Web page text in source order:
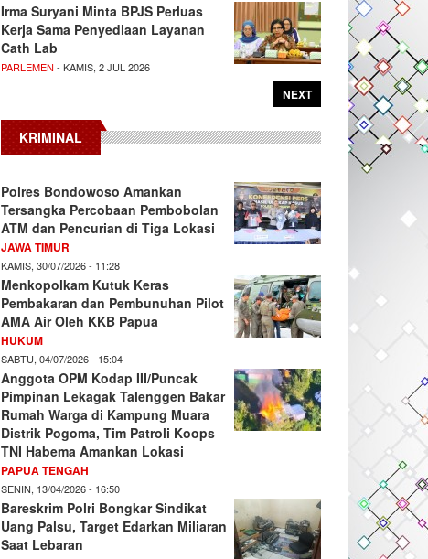
Irma Suryani Minta BPJS Perluas
Kerja Sama Penyediaan Layanan
Cath Lab
PARLEMEN - KAMIS, 2 JUL 2026
NEXT
KRIMINAL
Polres Bondowoso Amankan
Tersangka Percobaan Pembobolan
ATM dan Pencurian di Tiga Lokasi
JAWA TIMUR
KAMIS, 30/07/2026 - 11:28
Menkopolkam Kutuk Keras
Pembakaran dan Pembunuhan Pilot
AMA Air Oleh KKB Papua
HUKUM
SABTU, 04/07/2026 - 15:04
Anggota OPM Kodap III/Puncak
Pimpinan Lekagak Talenggen Bakar
Rumah Warga di Kampung Muara
Distrik Pogoma, Tim Patroli Koops
TNI Habema Amankan Lokasi
PAPUA TENGAH
SENIN, 13/04/2026 - 16:50
Bareskrim Polri Bongkar Sindikat
Uang Palsu, Target Edarkan Miliaran
Saat Lebaran